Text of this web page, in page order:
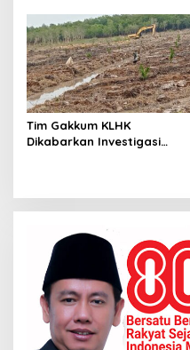
Ditindak Lanjuti
Tim Gakkum KLHK
Dikabarkan Investigasi